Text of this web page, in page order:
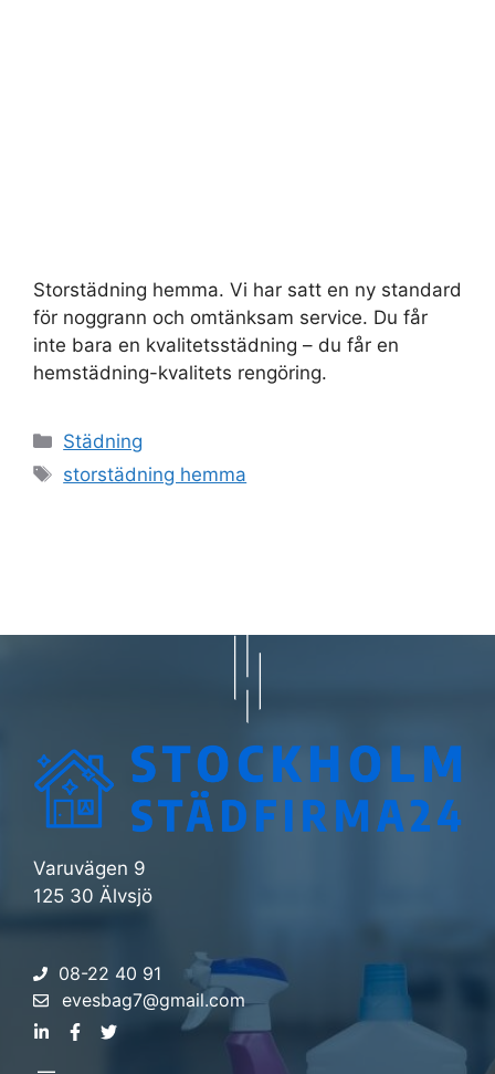
Storstädning hemma. Vi har satt en ny standard
för noggrann och omtänksam service. Du får
inte bara en kvalitetsstädning – du får en
hemstädning-kvalitets rengöring.
Kategorier
Städning
Etiketter
storstädning hemma
Varuvägen 9
125 30 Älvsjö
08-22 40 91
evesbag7@gmail.com